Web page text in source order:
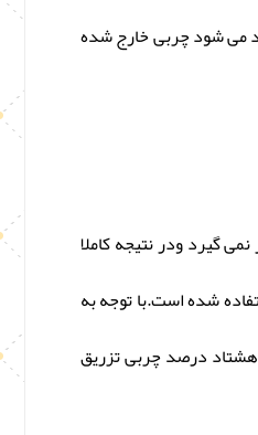
می شود چربی خارج شده
گیرد ودر نتیجه کاملا
شده است.با توجه به
درصد چربی تزریق